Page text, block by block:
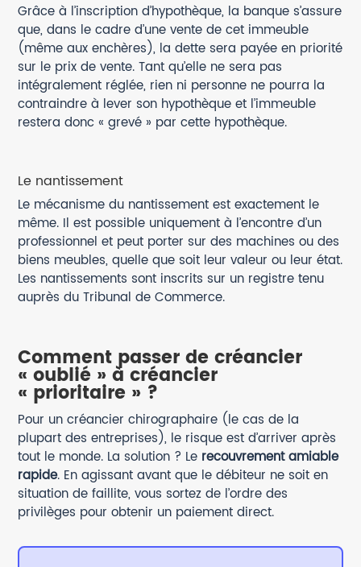
Grâce à l’inscription d’hypothèque, la banque s’assure
que, dans le cadre d’une vente de cet immeuble
(même aux enchères), la dette sera payée en priorité
sur le prix de vente. Tant qu’elle ne sera pas
intégralement réglée, rien ni personne ne pourra la
contraindre à lever son hypothèque et l’immeuble
restera donc « grevé » par cette hypothèque.
Le nantissement
Le mécanisme du nantissement est exactement le
même. Il est possible uniquement à l’encontre d’un
professionnel et peut porter sur des machines ou des
biens meubles, quelle que soit leur valeur ou leur état.
Les nantissements sont inscrits sur un registre tenu
auprès du Tribunal de Commerce.
Comment passer de créancier
« oublié » à créancier
« prioritaire » ?
Pour un créancier chirographaire (le cas de la
plupart des entreprises), le risque est d’arriver après
tout le monde. La solution ? Le recouvrement amiable
rapide. En agissant avant que le débiteur ne soit en
situation de faillite, vous sortez de l’ordre des
privilèges pour obtenir un paiement direct.